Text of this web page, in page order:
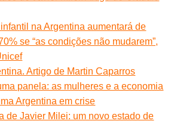
na Argentina aumentará de
se “as condições não mudarem”,
Artigo de Martin Caparros
panela: as mulheres e a economia
Argentina em crise
de Javier Milei: um novo estado de